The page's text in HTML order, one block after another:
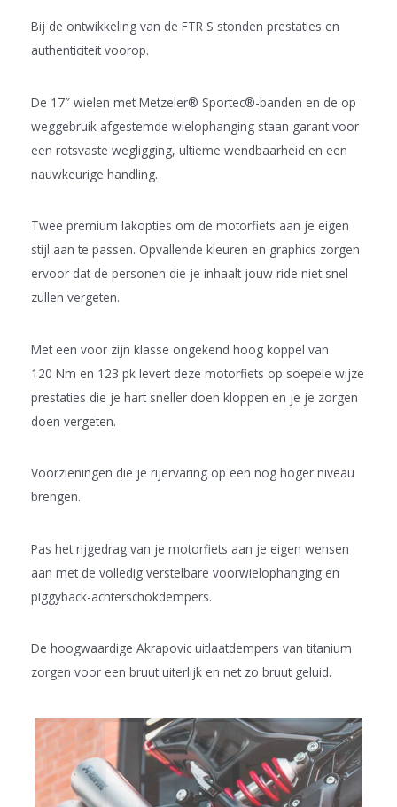
Bij de ontwikkeling van de FTR S stonden prestaties en
authenticiteit voorop.
De 17″ wielen met Metzeler® Sportec®-banden en de op
weggebruik afgestemde wielophanging staan garant voor
een rotsvaste wegligging, ultieme wendbaarheid en een
nauwkeurige handling.
Twee premium lakopties om de motorfiets aan je eigen
stijl aan te passen. Opvallende kleuren en graphics zorgen
ervoor dat de personen die je inhaalt jouw ride niet snel
zullen vergeten.
Met een voor zijn klasse ongekend hoog koppel van
120 Nm en 123 pk levert deze motorfiets op soepele wijze
prestaties die je hart sneller doen kloppen en je je zorgen
doen vergeten.
Voorzieningen die je rijervaring op een nog hoger niveau
brengen.
Pas het rijgedrag van je motorfiets aan je eigen wensen
aan met de volledig verstelbare voorwielophanging en
piggyback-achterschokdempers.
De hoogwaardige Akrapovic uitlaatdempers van titanium
zorgen voor een bruut uiterlijk en net zo bruut geluid.